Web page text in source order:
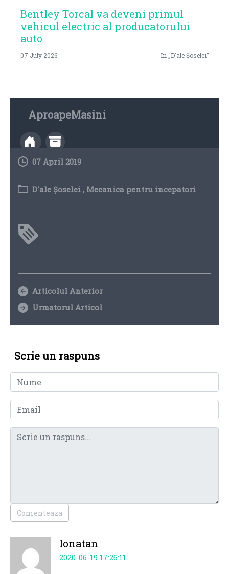
Bentley Torcal va deveni primul
vehicul electric al producatorului
auto
07 July 2026 In „D'ale Șoselei”
AproapeMasini
07 April 2019
D'ale Șoselei , Mecanica pentru incepatori
Articolul Anterior
Urmatorul Articol
Scrie un raspuns
Comenteaza
Ionatan
2020-06-19 17:26:11